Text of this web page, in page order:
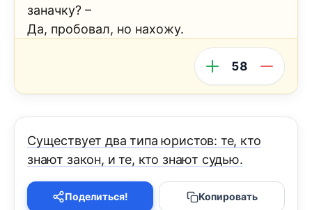
заначку? –
Да, пробовал, но нахожу.
58
Существует два типа юристов: те, кто
знают закон, и те, кто знают судью.
Поделиться! Копировать